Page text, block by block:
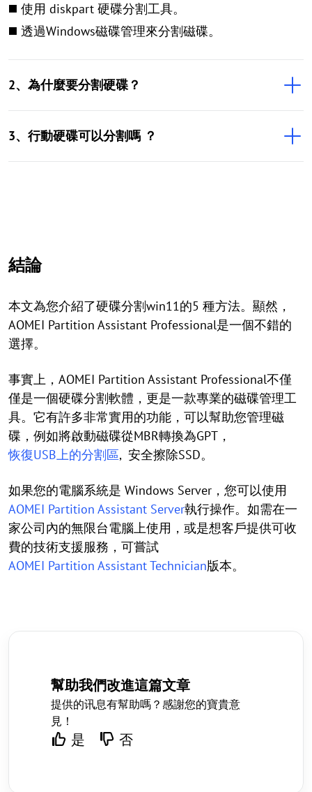
◼️ 使用 diskpart 硬碟分割工具。
◼️ 透過Windows磁碟管理來分割磁碟。
2、為什麼要分割硬碟？
3、行動硬碟可以分割嗎 ？
結論
本文為您介紹了硬碟分割win11的5 種方法。顯然，
AOMEI Partition Assistant Professional是一個不錯的
選擇。
事實上，AOMEI Partition Assistant Professional不僅
僅是一個硬碟分割軟體，更是一款專業的磁碟管理工
具。它有許多非常實用的功能，可以幫助您管理磁
碟，例如將啟動磁碟從MBR轉換為GPT，
恢復USB上的分割區, 安全擦除SSD。
如果您的電腦系統是 Windows Server，您可以使用
AOMEI Partition Assistant Server執行操作。如需在一
家公司內的無限台電腦上使用，或是想客戶提供可收
費的技術支援服務，可嘗試
AOMEI Partition Assistant Technician版本。
幫助我們改進這篇文章
提供的讯息有幫助嗎？感謝您的寶貴意
見！
是 否